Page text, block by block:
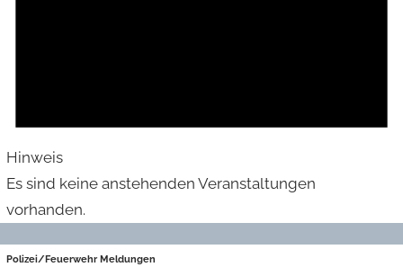
Hinweis
Es sind keine anstehenden Veranstaltungen
vorhanden.
Polizei/Feuerwehr Meldungen